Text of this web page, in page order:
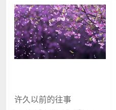
许久以前的往事